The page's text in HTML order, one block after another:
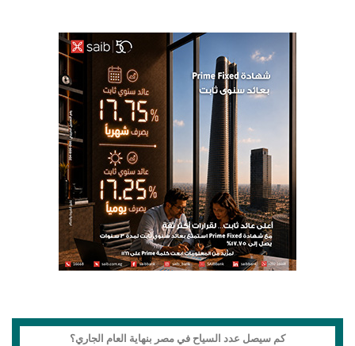
كم سيصل عدد السياح في مصر بنهاية العام الجاري؟